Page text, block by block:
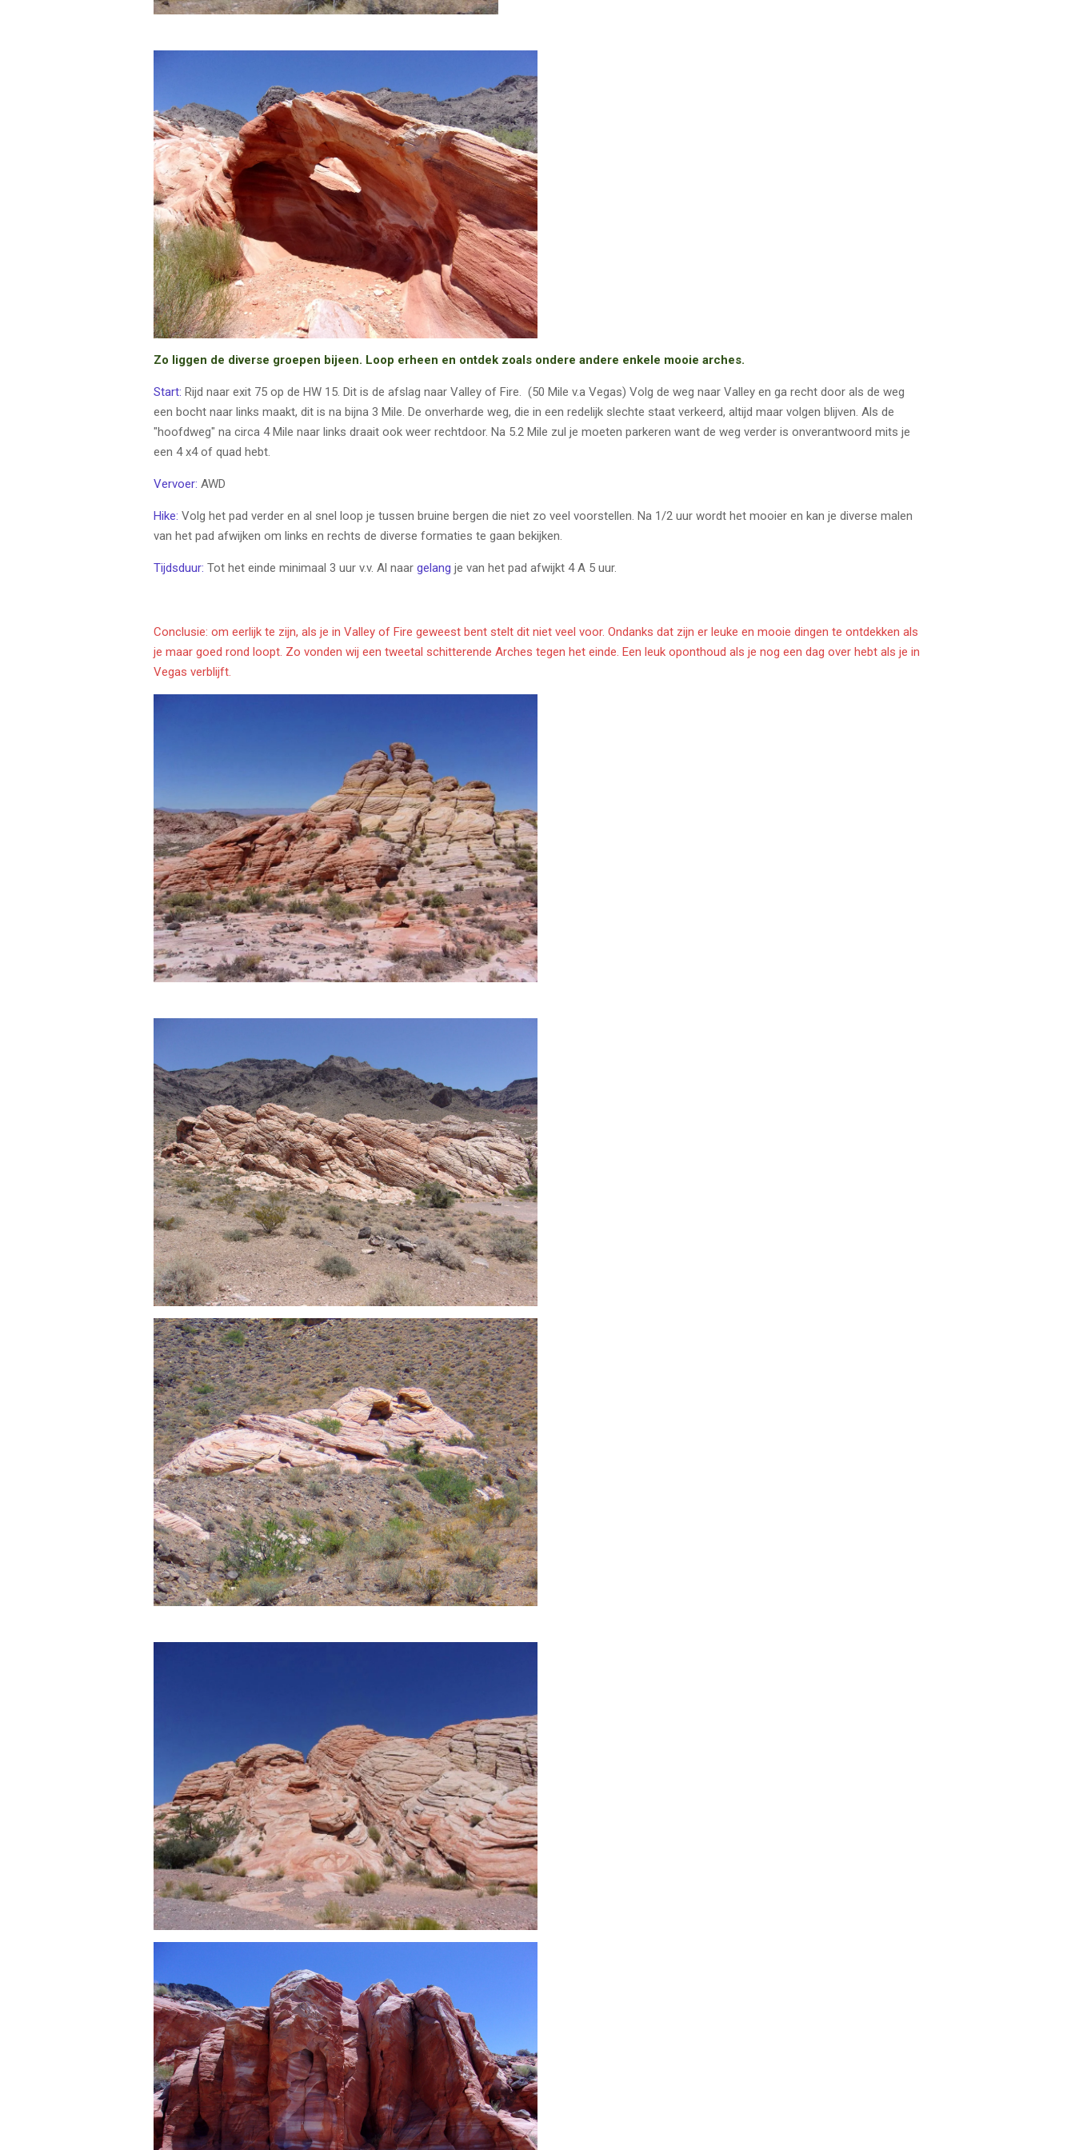
Zo liggen de diverse groepen bijeen. Loop erheen en ontdek zoals ondere andere enkele mooie arches.
Start: Rijd naar exit 75 op de HW 15. Dit is de afslag naar Valley of Fire. (50 Mile v.a Vegas) Volg de weg naar Valley en ga recht door als de weg
een bocht naar links maakt, dit is na bijna 3 Mile. De onverharde weg, die in een redelijk slechte staat verkeerd, altijd maar volgen blijven. Als de
"hoofdweg" na circa 4 Mile naar links draait ook weer rechtdoor. Na 5.2 Mile zul je moeten parkeren want de weg verder is onverantwoord mits je
een 4 x4 of quad hebt.
Vervoer: AWD
Hike: Volg het pad verder en al snel loop je tussen bruine bergen die niet zo veel voorstellen. Na 1/2 uur wordt het mooier en kan je diverse malen
van het pad afwijken om links en rechts de diverse formaties te gaan bekijken.
Tijdsduur: Tot het einde minimaal 3 uur v.v. Al naar gelang je van het pad afwijkt 4 A 5 uur.
Conclusie: om eerlijk te zijn, als je in Valley of Fire geweest bent stelt dit niet veel voor. Ondanks dat zijn er leuke en mooie dingen te ontdekken als
je maar goed rond loopt. Zo vonden wij een tweetal schitterende Arches tegen het einde. Een leuk oponthoud als je nog een dag over hebt als je in
Vegas verblijft.